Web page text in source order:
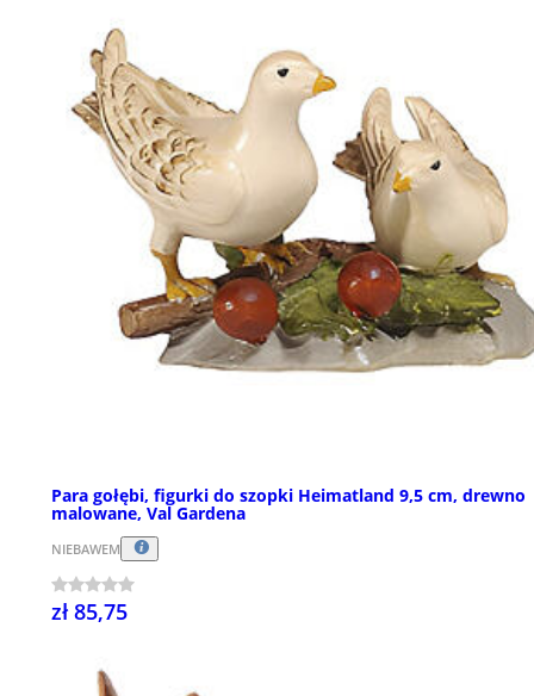
Para gołębi, figurki do szopki Heimatland 9,5 cm, drewno
malowane, Val Gardena
NIEBAWEM
zł 85,75